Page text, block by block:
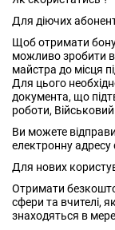
Для діючих
Щоб отримати
можливо зробити в
майстра до місця
Для цього
документа, що
роботи,
Ви можете
електронну
Для нових
Отримати
сфери та вчителі,
знаходяться в